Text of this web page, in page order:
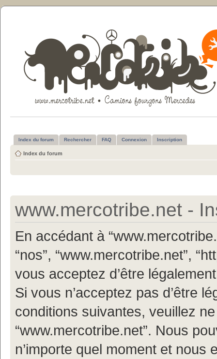
Index du forum Rechercher FAQ Connexion Inscription
Index du forum
www.mercotribe.net -
En accédant à
“nos”, “www.mercotribe.net”,
vous acceptez d’être
Si vous n’acceptez pas d’être
conditions suivantes, veuillez
“www.mercotribe.net”. Nous
n’importe quel moment et